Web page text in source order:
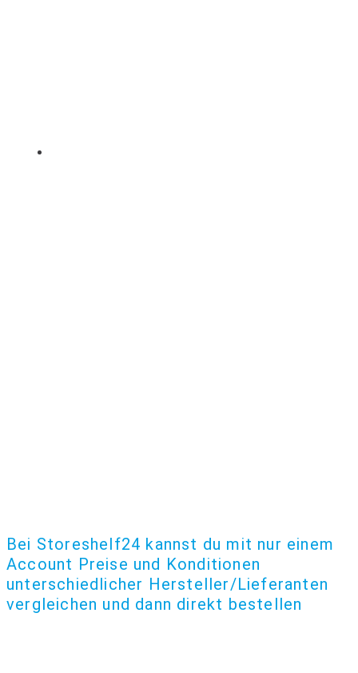
Bei Storeshelf24 kannst du mit nur einem
Account Preise und Konditionen
unterschiedlicher Hersteller/Lieferanten
vergleichen und dann direkt bestellen